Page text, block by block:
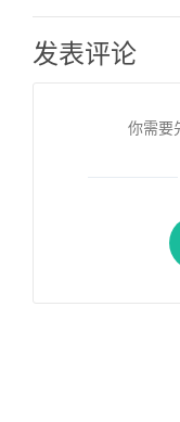
发表评论
你需要